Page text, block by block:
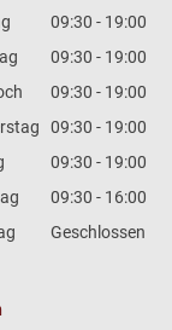
09:30 - 19:00
09:30 - 19:00
09:30 - 19:00
09:30 - 19:00
09:30 - 19:00
09:30 - 16:00
Geschlossen